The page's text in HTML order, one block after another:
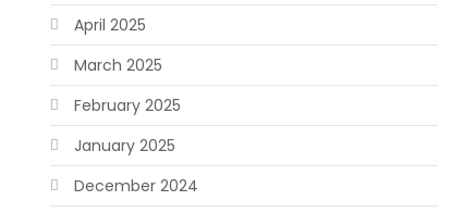
April 2025
March 2025
February 2025
January 2025
December 2024